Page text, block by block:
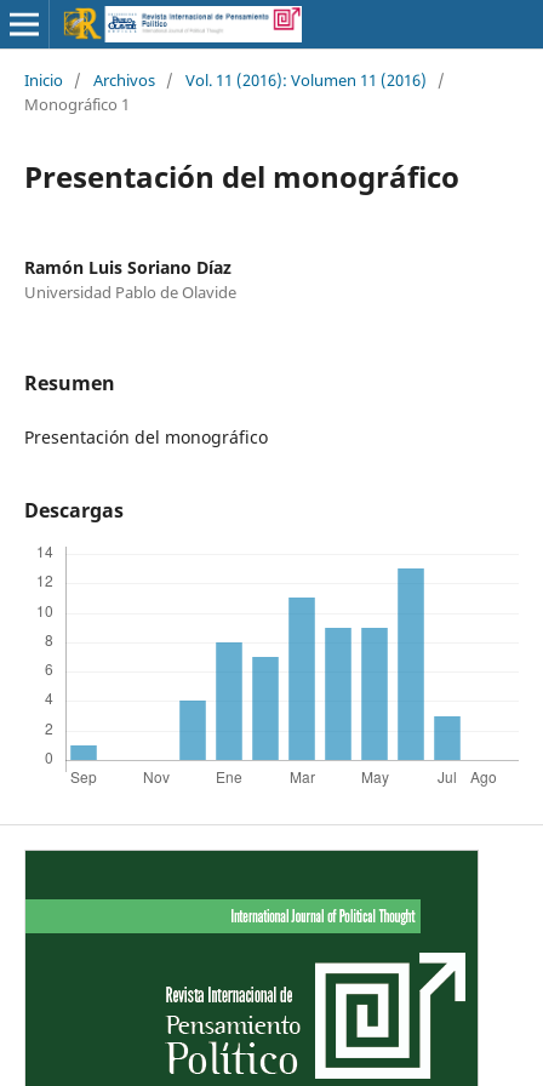
Inicio / Archivos / Vol. 11 (2016): Volumen 11 (2016)
/
Monográfico 1
Presentación del monográfico
Ramón Luis Soriano Díaz
Universidad Pablo de Olavide
Resumen
Presentación del monográfico
Descargas